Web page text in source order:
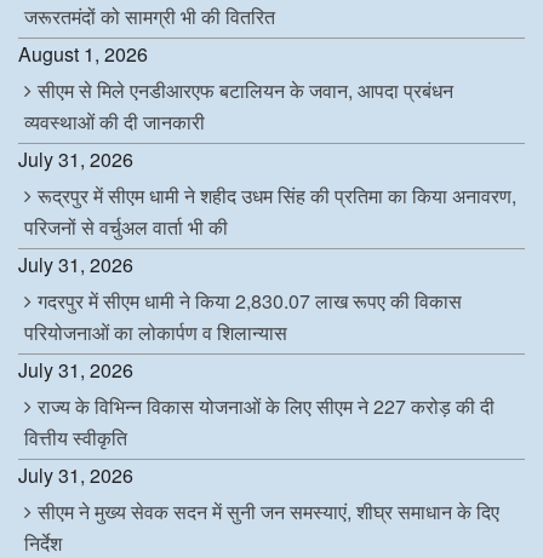
जरूरतमंदों को सामग्री भी की वितरित
August 1, 2026
सीएम से मिले एनडीआरएफ बटालियन के जवान, आपदा प्रबंधन
व्यवस्थाओं की दी जानकारी
July 31, 2026
रूद्रपुर में सीएम धामी ने शहीद उधम सिंह की प्रतिमा का किया अनावरण,
परिजनों से वर्चुअल वार्ता भी की
July 31, 2026
गदरपुर में सीएम धामी ने किया 2,830.07 लाख रूपए की विकास
परियोजनाओं का लोकार्पण व शिलान्यास
July 31, 2026
राज्य के विभिन्न विकास योजनाओं के लिए सीएम ने 227 करोड़ की दी
वित्तीय स्वीकृति
July 31, 2026
सीएम ने मुख्य सेवक सदन में सुनी जन समस्याएं, शीघ्र समाधान के दिए
निर्देश